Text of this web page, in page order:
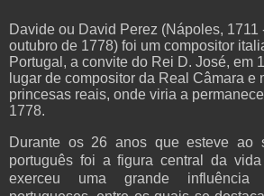
Davide ou David Perez (Nápoles, 1711
outubro de 1778) foi um compositor
Portugal, a convite do Rei D. José, em
lugar de compositor da Real Câmara e
princesas reais, onde viria a
1778.
Durante os 26 anos que esteve ao
português foi a figura central da
exerceu uma grande influência